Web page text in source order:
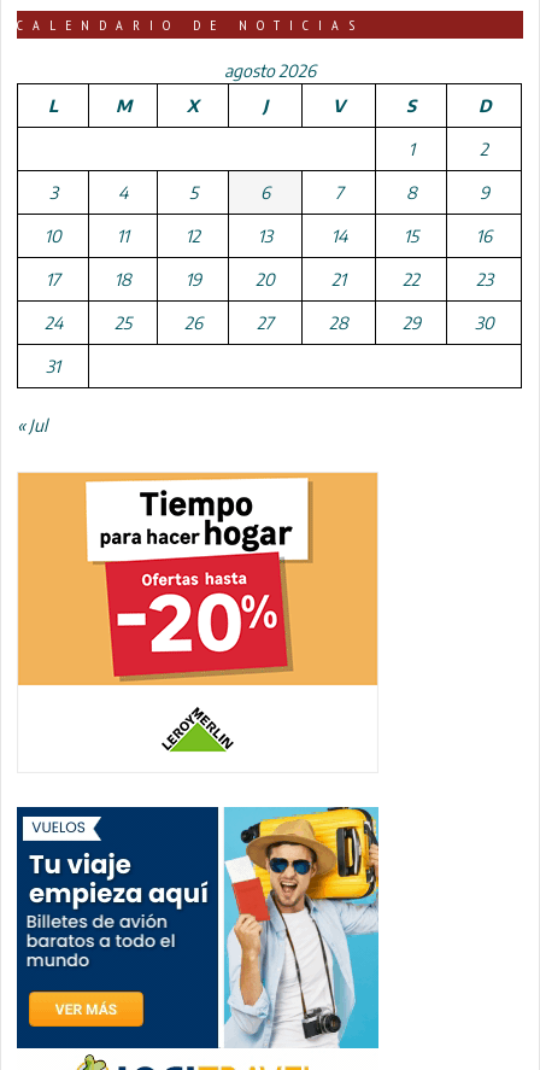
CALENDARIO DE NOTICIAS
agosto 2026
L
M X J V S D
1 2
3 4 5 6 7 8 9
10 11 12 13 14 15 16
17 18 19 20 21 22 23
24 25 26 27 28 29 30
31
« Jul